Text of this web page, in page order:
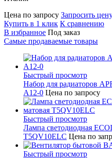
Цена по запросу Запросить
Купить в 1 клик К сравнению
В избранное Под заказ
Самые продаваемые товары
Быстрый просмотр
Набор для радиаторов
A12-0 Цена по запросу
Быстрый просмотр
Лампа светодиодная
T5QV10ELC Цена по
Быстрый просмотр